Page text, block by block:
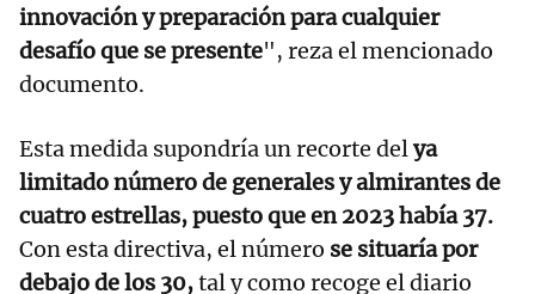
innovación y preparación para cualquier
desafío que se presente", reza el mencionado
documento.
Esta medida supondría un recorte delya
limitado número de generales y almirantes de
cuatro estrellas, puesto que en 2023 había 37.
Con esta directiva, el número se situaría por
debajo de los 30,tal y como recoge el diario